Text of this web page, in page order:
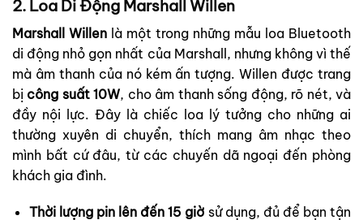
2. Loa Di Động Marshall Willen
Marshall Willen là một trong những mẫu loa Bluetooth
di động nhỏ gọn nhất của Marshall, nhưng không vì thế
mà âm thanh của nó kém ấn tượng. Willen được trang
bị công suất 10W, cho âm thanh sống động, rõ nét, và
đầy nội lực. Đây là chiếc loa lý tưởng cho những ai
thường xuyên di chuyển, thích mang âm nhạc theo
mình bất cứ đâu, từ các chuyến dã ngoại đến phòng
khách gia đình.
Thời lượng pin lên đến 15 giờ sử dụng, đủ để bạn tận